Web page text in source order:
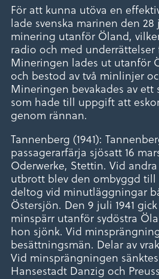
För att kunna utöva en
lade svenska marinen den 28
minering utanför Öland,
radio och med underrättelser
Mineringen lades ut utanför
och bestod av två minlinjer
Mineringen bevakades av ett
som hade till uppgift att
genom rännan.
Tannenberg (1941):
passagerarfärja sjösatt 16
Oderwerke, Stettin. Vid
utbrott blev den ombyggd
deltog vid minutläggningar
Östersjön. Den 9 juli 1941
minspärr utanför sydöstra
hon sjönk. Vid
besättningsmän. Delar av
Vid minsprängningen
Hansestadt Danzig och